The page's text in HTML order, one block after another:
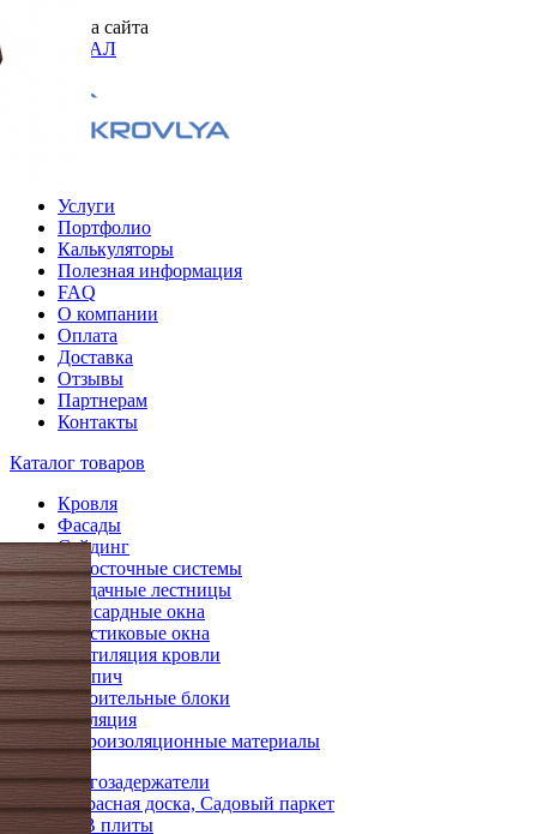
Разработка сайта
ОРИГИНАЛ
Услуги
Портфолио
Калькуляторы
Полезная информация
FAQ
О компании
Оплата
Доставка
Отзывы
Партнерам
Контакты
Каталог товаров
Кровля
Фасады
Сайдинг
Водосточные системы
Чердачные лестницы
Мансардные окна
Пластиковые окна
Вентиляция кровли
Кирпич
Строительные блоки
Изоляция
Гидроизоляционные материалы
Снегозадержатели
Террасная доска, Садовый паркет
OSB плиты